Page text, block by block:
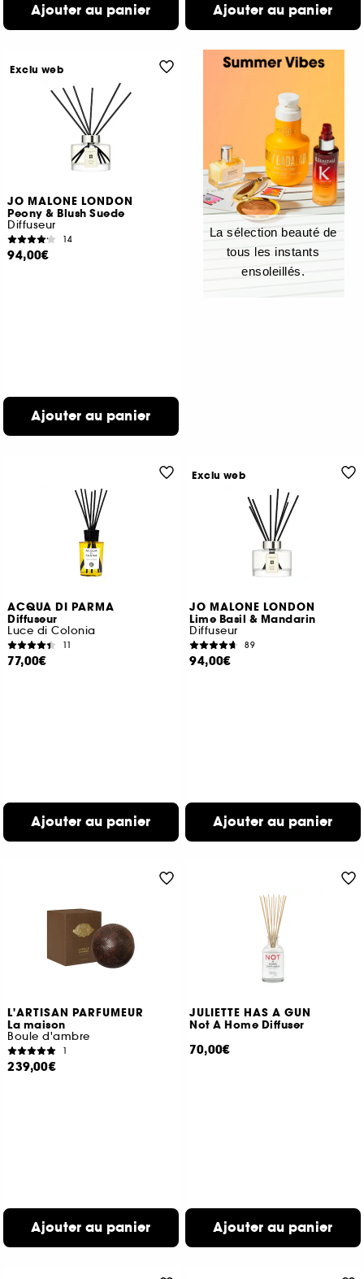
Ajouter au panier Ajouter au panier
JO MALONE LONDON
Peony & Blush Suede
Diffuseur
14
94,00€
Ajouter au panier
Exclu web
La sélection beauté de
tous les instants
ensoleillés.
ACQUA DI PARMA
Diffuseur
Luce di Colonia
11
77,00€
Ajouter au panier
JO MALONE LONDON
Lime Basil & Mandarin
Diffuseur
89
94,00€
Ajouter au panier
Exclu web
L'ARTISAN PARFUMEUR
La maison
Boule d'ambre
1
239,00€
Ajouter au panier
JULIETTE HAS A GUN
Not A Home Diffuser
70,00€
Ajouter au panier